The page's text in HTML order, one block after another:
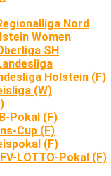
Nord
Women
SH
Holstein (F)
(W)
Pokal (F)
Cup (F)
(F)
LOTTO-Pokal (F)